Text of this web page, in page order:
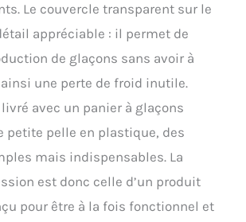
capteur infrarouge très fin,
cette machine à glaçons
détecte les situations
anormales. Si le bac à
glaçons est plein ou s'il n'y
a pas assez d'eau, le
voyant du panneau de
commande s'allume et
empêche les glaçons de
déborder. De plus, vous
pouvez observer le
processus de fabrication
Le couvercle transparent sur le
appréciable : il permet de
de glaçons sans avoir à
une perte de froid inutile.
livré avec un panier à glaçons
petite pelle en plastique, des
mais indispensables. La
est donc celle d’un produit
pour être à la fois fonctionnel et